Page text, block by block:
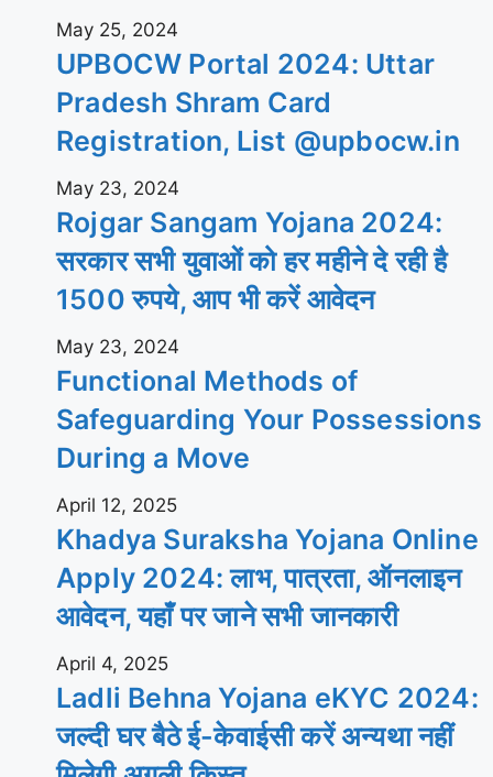
May 25, 2024
UPBOCW Portal 2024: Uttar
Pradesh Shram Card
Registration, List @upbocw.in
May 23, 2024
Rojgar Sangam Yojana 2024:
सरकार सभी युवाओं को हर महीने दे रही है
1500 रुपये, आप भी करें आवेदन
May 23, 2024
Functional Methods of
Safeguarding Your Possessions
During a Move
April 12, 2025
Khadya Suraksha Yojana Online
Apply 2024: लाभ, पात्रता, ऑनलाइन
आवेदन, यहाँ पर जाने सभी जानकारी
April 4, 2025
Ladli Behna Yojana eKYC 2024:
जल्दी घर बैठे ई-केवाईसी करें अन्यथा नहीं